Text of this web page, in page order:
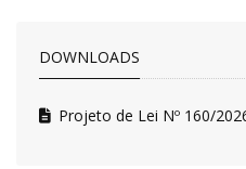
DOWNLOADS
Projeto de Lei Nº 160/